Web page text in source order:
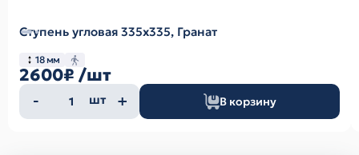
Ступень угловая 335х335, Гранат
18 мм
2600₽ /шт
Количество
шт В корзину